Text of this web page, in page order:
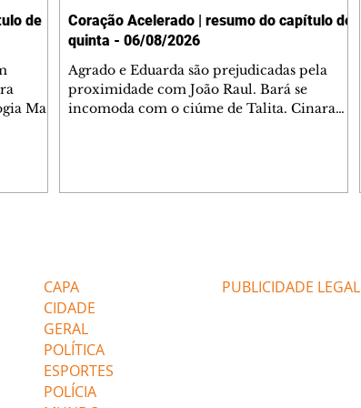
de
Mau
Coração Acelerado | resumo do capítulo de
quinta - 06/08/2026
Agrado e Eduarda são prejudicadas pela
proximidade com João Raul. Bará se
incomoda com o ciúme de Talita. Cinara
ajudar João Raul sem prejudicar a amiga.
CAPA
CIDADE
GERAL
POLÍTICA
ESPORTES
POLÍCIA
PUBLICIDADE LEGAL